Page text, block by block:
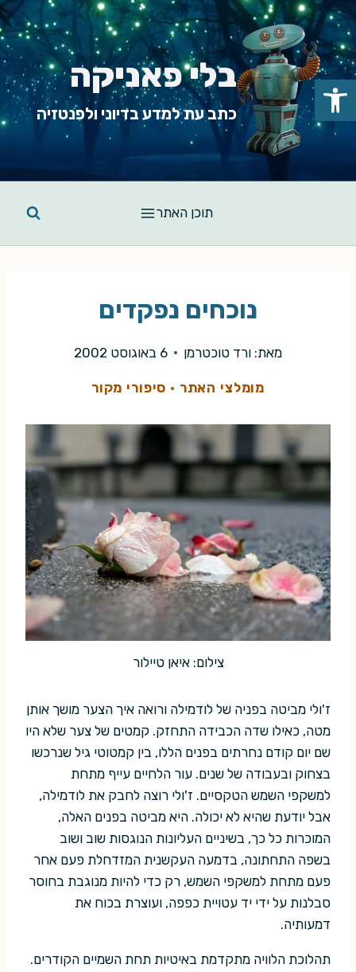
Skip
to
content
בלי פאניקה
כתב עת למדע בדיוני ולפנטזיה
תוכן האתר
נוכחים נפקדים
מאת: ורד טוכטרמן 6 באוגוסט 2002
מומלצי האתר · סיפורי מקור
צילום: איאן טיילור
ז'ולי מביטה בפניה של לודמילה ורואה איך הצער מושך אותן
מטה, כאילו שדה הכבידה התחזק. קמטים של צער שלא היו
שם יום קודם נחרתים בפנים הללו, בין קמטוטי גיל שנרכשו
בצחוק ובעבודה של שנים. עור הלחיים עייף מתחת
למשקפי השמש הטקסיים. ז'ולי רוצה לחבק את לודמילה,
אבל יודעת שהיא לא יכולה. היא מביטה בפנים האלה,
המוכרות כל כך, בשיניים העליונות הנוגסות שוב ושוב
בשפה התחתונה, בדמעה העקשנית המזדחלת פעם אחר
פעם מתחת למשקפי השמש, רק כדי להיות מנוגבת בחוסר
סבלנות על ידי יד עטויית כפפה, ועוצרת בכוח את
דמעותיה.
תהלוכת הלוויה מתקדמת באיטיות תחת השמיים הקודרים.
פתח סרגל נגישות